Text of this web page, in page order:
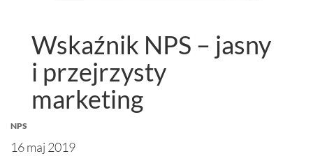
Wskaźnik NPS – jasny
i przejrzysty
marketing
NPS
16 maj 2019